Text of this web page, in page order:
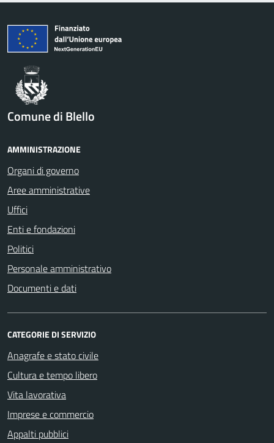
Comune di Blello
AMMINISTRAZIONE
Organi di governo
Aree amministrative
Uffici
Enti e fondazioni
Politici
Personale amministrativo
Documenti e dati
CATEGORIE DI SERVIZIO
Anagrafe e stato civile
Cultura e tempo libero
Vita lavorativa
Imprese e commercio
Appalti pubblici